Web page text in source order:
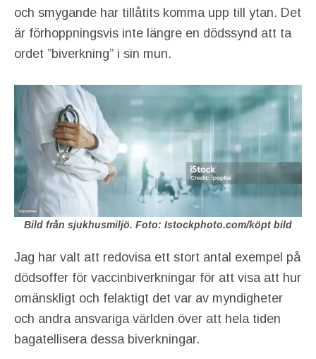
och smygande har tillåtits komma upp till ytan. Det
är förhoppningsvis inte längre en dödssynd att ta
ordet ”biverkning” i sin mun.
Bild från sjukhusmiljö. Foto: Istockphoto.com/köpt bild
Jag har valt att redovisa ett stort antal exempel på
dödsoffer för vaccinbiverkningar för att visa att hur
omänskligt och felaktigt det var av myndigheter
och andra ansvariga världen över att hela tiden
bagatellisera dessa biverkningar.